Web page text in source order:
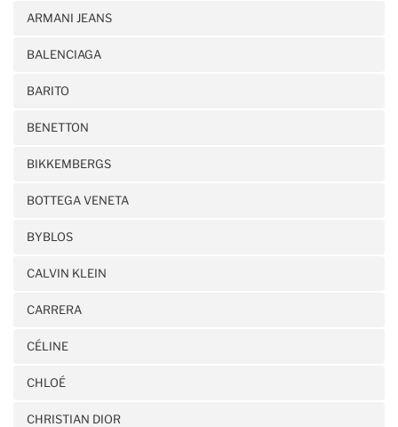
ARMANI JEANS
BALENCIAGA
BARITO
BENETTON
BIKKEMBERGS
BOTTEGA VENETA
BYBLOS
CALVIN KLEIN
CARRERA
CÉLINE
CHLOÉ
CHRISTIAN DIOR